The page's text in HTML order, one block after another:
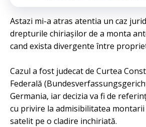
Astazi mi-a atras atentia un caz
drepturile chiriașilor de a monta
cand exista divergente între
Cazul a fost judecat de Curtea
Federală
Germania, iar decizia va fi de
cu privire la admisibilitatea montarii
satelit pe o cladire inchiriată.